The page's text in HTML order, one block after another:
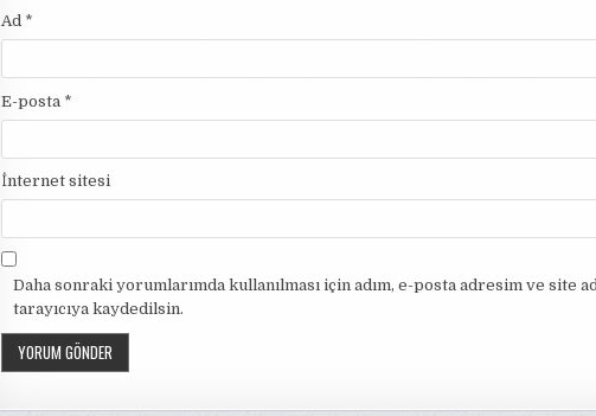
Ad *
E-posta *
İnternet sitesi
Daha sonraki yorumlarımda kullanılması için adım, e-posta adresim ve site
tarayıcıya kaydedilsin.